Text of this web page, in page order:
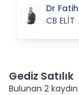
Dr
CB ELİT
Gediz Satılık
Bulunan 2